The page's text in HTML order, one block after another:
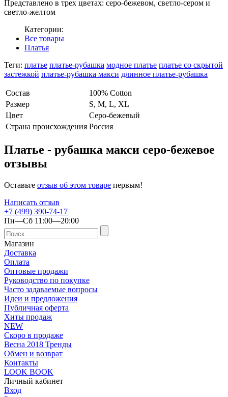
Представлено в трех цветах: серо-бежевом, светло-сером и
светло-желтом
Категории:
Все товары
Платья
Теги: платье платье-рубашка модное платье платье со скрытой
застежкой платье-рубашка макси длинное платье-рубашка
Состав
100% Cotton
Размер
S, M, L, XL
Цвет
Серо-бежевый
Страна происхождения Россия
Платье - рубашка макси серо-бежевое
отзывы
Оставьте отзыв об этом товаре первым!
Написать отзыв
+7 (499) 390-74-17
Пн—Сб 11:00—20:00
Магазин
Доставка
Оплата
Оптовые продажи
Руководство по покупке
Часто задаваемые вопросы
Идеи и предложения
Публичная оферта
Хиты продаж
NEW
Скоро в продаже
Весна 2018 Тренды
Обмен и возврат
Контакты
LOOK BOOK
Личный кабинет
Вход